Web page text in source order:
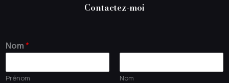
Contactez-moi
Nom*
Prénom Nom